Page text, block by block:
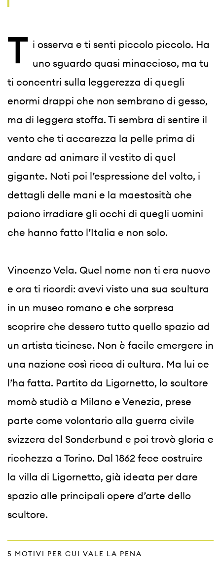
T i osserva e ti senti piccolo piccolo. Ha
uno sguardo quasi minaccioso, ma tu
ti concentri sulla leggerezza di quegli
enormi drappi che non sembrano di gesso,
ma di leggera stoffa. Ti sembra di sentire il
vento che ti accarezza la pelle prima di
andare ad animare il vestito di quel
gigante. Noti poi l’espressione del volto, i
dettagli delle mani e la maestosità che
paiono irradiare gli occhi di quegli uomini
che hanno fatto l’Italia e non solo.
Vincenzo Vela. Quel nome non ti era nuovo
e ora ti ricordi: avevi visto una sua scultura
in un museo romano e che sorpresa
scoprire che dessero tutto quello spazio ad
un artista ticinese. Non è facile emergere in
una nazione così ricca di cultura. Ma lui ce
l’ha fatta. Partito da Ligornetto, lo scultore
momò studiò a Milano e Venezia, prese
parte come volontario alla guerra civile
svizzera del Sonderbund e poi trovò gloria e
ricchezza a Torino. Dal 1862 fece costruire
la villa di Ligornetto, già ideata per dare
spazio alle principali opere d’arte dello
scultore.
5 MOTIVI PER CUI VALE LA PENA